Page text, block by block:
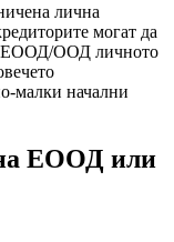
лична
могат да
ЕООД/ООД личното
малки начални
на ЕООД или